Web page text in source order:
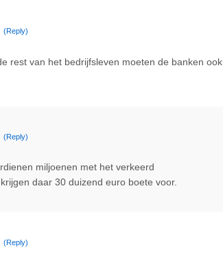
(Reply)
rest van het bedrijfsleven moeten de banken ook
(Reply)
miljoenen met het verkeerd
daar 30 duizend euro boete voor.
(Reply)